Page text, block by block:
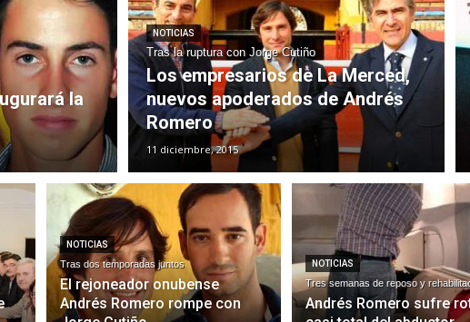
la
NOTICIAS
Tras la ruptura con Jorge Cutiño
Los empresarios de La Merced,
nuevos apoderados de Andrés
Romero
11 diciembre, 2015
NOTICIAS
Tras dos temporadas juntos
El rejoneador onubense
Andrés Romero rompe con
NOTICIAS
Tres semanas de reposo y
Andrés Romero sufre